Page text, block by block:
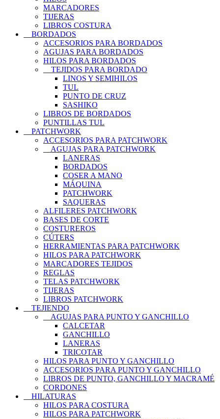
MARCADORES
TIJERAS
LIBROS COSTURA
BORDADOS
ACCESORIOS PARA BORDADOS
AGUJAS PARA BORDADOS
HILOS PARA BORDADOS
TEJIDOS PARA BORDADO
LINOS Y SEMIHILOS
TUL
PUNTO DE CRUZ
SASHIKO
LIBROS DE BORDADOS
PUNTILLAS TUL
PATCHWORK
ACCESORIOS PARA PATCHWORK
AGUJAS PARA PATCHWORK
LANERAS
BORDADOS
COSER A MANO
MÁQUINA
PATCHWORK
SAQUERAS
ALFILERES PATCHWORK
BASES DE CORTE
COSTUREROS
CÚTERS
HERRAMIENTAS PARA PATCHWORK
HILOS PARA PATCHWORK
MARCADORES TEJIDOS
REGLAS
TELAS PATCHWORK
TIJERAS
LIBROS PATCHWORK
TEJIENDO
AGUJAS PARA PUNTO Y GANCHILLO
CALCETAR
GANCHILLO
LANERAS
TRICOTAR
HILOS PARA PUNTO Y GANCHILLO
ACCESORIOS PARA PUNTO Y GANCHILLO
LIBROS DE PUNTO, GANCHILLO Y MACRAMÉ
CORDONES
HILATURAS
HILOS PARA COSTURA
HILOS PARA PATCHWORK